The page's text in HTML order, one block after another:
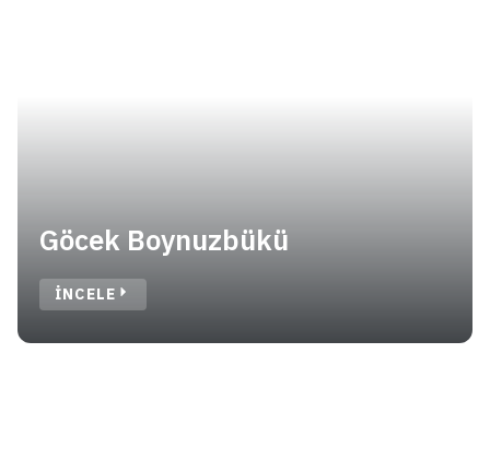
Göcek Boynuzbükü
INCELE